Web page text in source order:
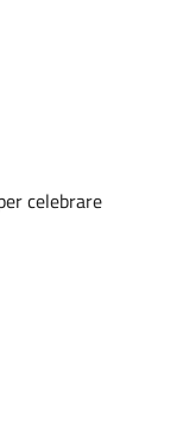
celebrare